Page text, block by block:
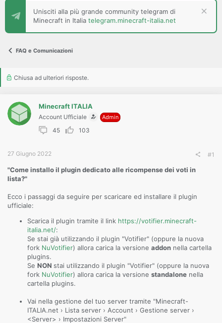
u
s
o
Unisciti alla più grande community telegram di
Minecraft in Italia telegram.minecraft-italia.net
FAQ e Comunicazioni
Chiusa ad ulteriori risposte.
Minecraft ITALIA
Account Ufficiale Admin
45 103
27 Giugno 2022 #1
"Come installo il plugin dedicato alle ricompense dei voti in
lista?"
Ecco i passaggi da seguire per scaricare ed installare il plugin
ufficiale:
Scarica il plugin tramite il link https://votifier.minecraft-
italia.net/:
Se stai già utilizzando il plugin "Votifier" (oppure la nuova
fork NuVotifier) allora carica la versione addon nella cartella
plugins.
Se NON stai utilizzando il plugin "Votifier" (oppure la nuova
fork NuVotifier) allora carica la versione standalone nella
cartella plugins.
Vai nella gestione del tuo server tramite "Minecraft-
ITALIA.net › Lista server › Account › Gestione server ›
<Server> › Impostazioni Server"